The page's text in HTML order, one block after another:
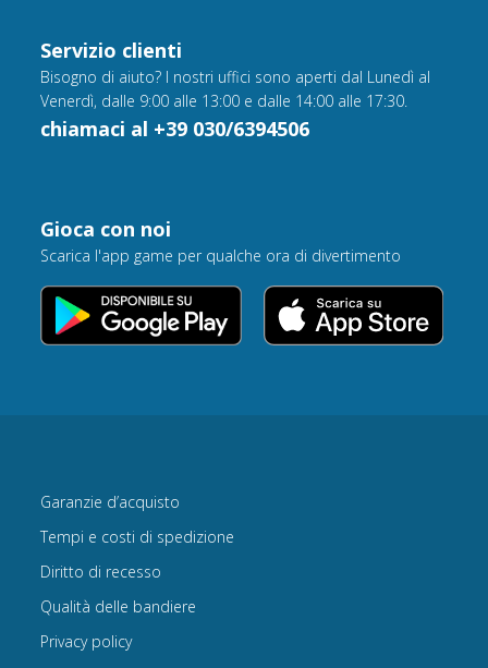
Servizio clienti
Bisogno di aiuto? I nostri uffici sono aperti dal Lunedì al
Venerdì, dalle 9:00 alle 13:00 e dalle 14:00 alle 17:30.
chiamaci al +39 030/6394506
Gioca con noi
Scarica l'app game per qualche ora di divertimento
Garanzie d’acquisto
Tempi e costi di spedizione
Diritto di recesso
Qualità delle bandiere
Privacy policy